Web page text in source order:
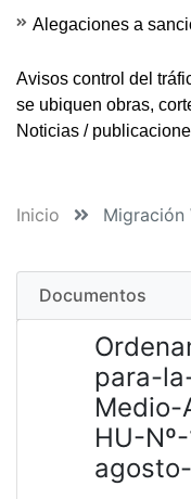
Alegaciones a
Avisos control del
se ubiquen obras,
Noticias /
Inicio Migración
Documentos
para-
Medio-
HU-